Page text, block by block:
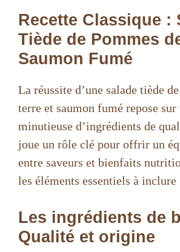
Recette Classique :
Tiède de Pommes
Saumon Fumé
La réussite d’une salade tiède
terre et saumon fumé repose
minutieuse d’ingrédients de
joue un rôle clé pour offrir un
entre saveurs et bienfaits
les éléments essentiels à inclure
Les ingrédients de
Qualité et origine